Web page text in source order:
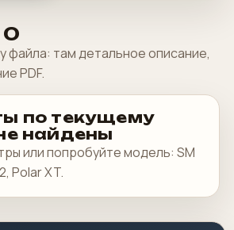
0
файла: там детальное описание,
PDF.
по текущему
найдены
или попробуйте модель: SM
Polar XT.